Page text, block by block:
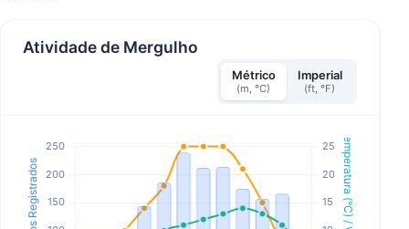
Atividade de Mergulho
Métrico
(m, °C)
Imperial
(ft, °F)